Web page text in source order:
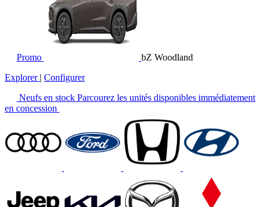
Promo
bZ Woodland
Explorer | Configurer
Neufs en stock Parcourez les unités disponibles immédiatement
en concession